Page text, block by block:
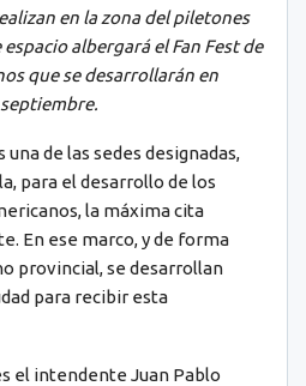
en la zona del piletones
albergará el Fan Fest de
que se desarrollarán en
septiembre.
una de las sedes designadas,
para el desarrollo de los
la máxima cita
En ese marco, y de forma
provincial, se desarrollan
para recibir esta
el intendente Juan Pablo